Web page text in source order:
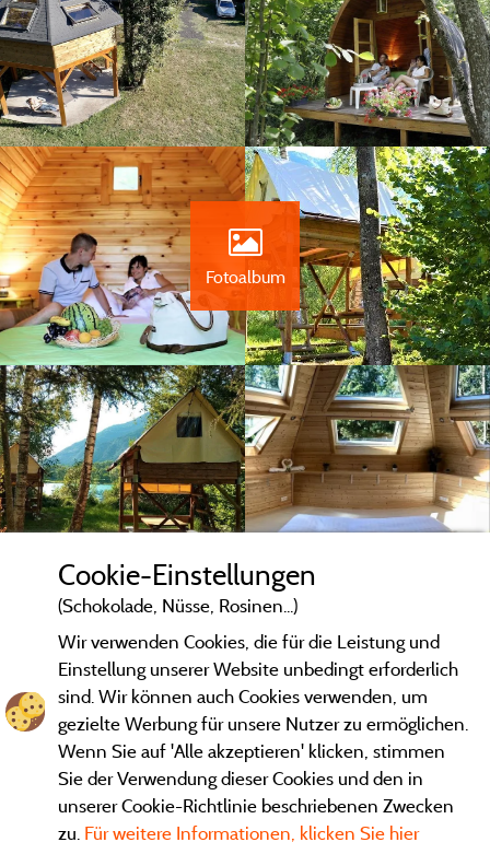
Fotoalbum
Gesetzliche Bedingungen
Cookie-Einstellungen
(Schokolade, Nüsse, Rosinen...)
Wir verwenden Cookies, die für die Leistung und
Einstellung unserer Website unbedingt erforderlich
sind. Wir können auch Cookies verwenden, um
gezielte Werbung für unsere Nutzer zu ermöglichen.
Wenn Sie auf 'Alle akzeptieren' klicken, stimmen
Sie der Verwendung dieser Cookies und den in
unserer Cookie-Richtlinie beschriebenen Zwecken
zu. Für weitere Informationen, klicken Sie hier